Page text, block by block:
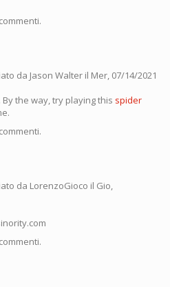
da Jason Walter il Mer, 07/14/2021
the way, try playing this spider
da LorenzoGioco il Gio,